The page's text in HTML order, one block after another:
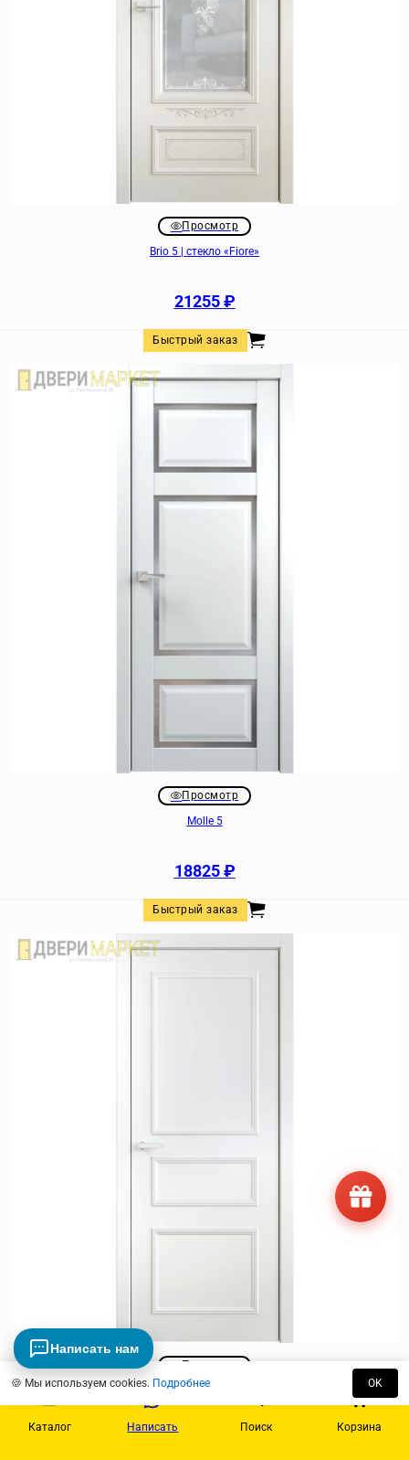
Просмотр
Brio 5 | стекло «Fiore»
21255₽
Быстрый заказ
Просмотр
Molle 5
18825₽
Быстрый заказ
Просмотр
Mia Maria 6
Каталог Написать Поиск Корзина
🍪 Мы используем cookies. Подробнее OK
Написать нам